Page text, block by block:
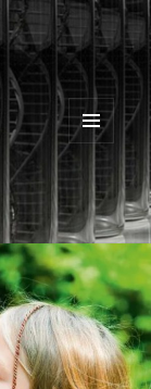
MENU
WIDGETY